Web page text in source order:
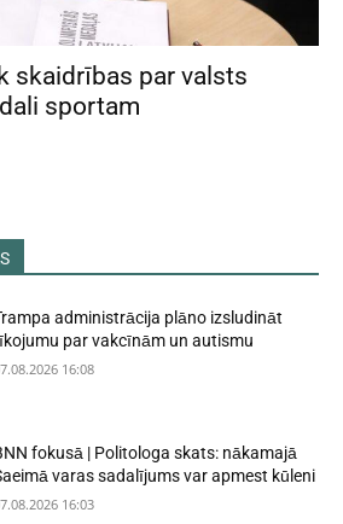
skaidrības par valsts
sportam
administrācija plāno izsludināt
par vakcīnām un autismu
16:08
fokusā | Politologa skats: nākamajā
varas sadalījums var apmest kūleni
16:03